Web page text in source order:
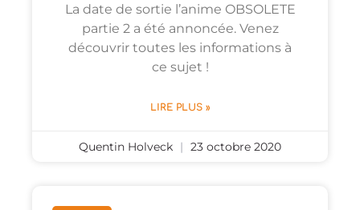
La date de sortie l’anime OBSOLETE
partie 2 a été annoncée. Venez
découvrir toutes les informations à
ce sujet !
LIRE PLUS »
Quentin Holveck 23 octobre 2020